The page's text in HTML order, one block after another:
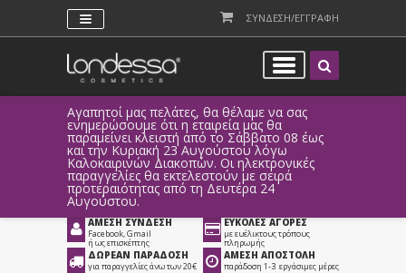
ΣΥΝΔΕΣΗ/ΕΓΓΡΑΦΗ
Αγαπητοί μας πελάτες, θα θέλαμε να σας
ενημερώσουμε ότι η εταιρεία μας θα
παραμείνει κλειστή από το Σάββατο 08 έως
και την Κυριακή 23 Αυγούστου λόγω
Καλοκαιρινών Διακοπών. Οι ηλεκτρονικές
παραγγελίες θα εκτελεστούν με σειρά
προτεραιότητας από τη Δευτέρα 24
Αυγούστου.
Προϊόντα > Μαλλιά
>
Περιποίηση Μαλλιών
>
Θεραπείες Μαλλιών
ΑΜΕΣΗ ΣΥΝΔΕΣΗ
Facebook, Gmail
ή ως επισκέπτης
ΕΥΚΟΛΕΣ ΑΓΟΡΕΣ
με ευέλικτους τρόπους
πληρωμής
ΔΩΡΕΑΝ ΠΑΡΑΔΟΣΗ
για παραγγελίες άνω των 20€
ΑΜΕΣΗ ΑΠΟΣΤΟΛΗ
παράδοση 1-3 εργάσιμες μέρες